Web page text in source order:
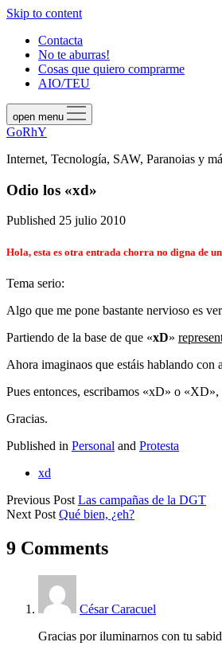
Skip to content
Contacta
No te aburras!
Cosas que quiero comprarme
AIO/TEU
open menu
GoRhY
Internet, Tecnología, SAW, Paranoias y
Odio los «xd»
Published 25 julio 2010
Hola, esta es otra entrada chorra no digna de
Tema serio:
Algo que me pone bastante nervioso es
Partiendo de la base de que «xD»
Ahora imaginaos que estáis hablando
Pues entonces, escribamos «xD» o
Gracias.
Published in Personal and Protesta
xd
Previous Post Las campañas de la DGT
Next Post Qué bien, ¿eh?
9 Comments
César Caracuel
Gracias por iluminarnos con tu